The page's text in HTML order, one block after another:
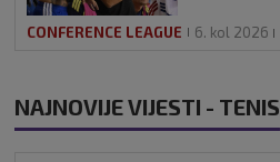
CONFERENCE LEAGUE 6. kol 2026
NAJNOVIJE VIJESTI - TENIS